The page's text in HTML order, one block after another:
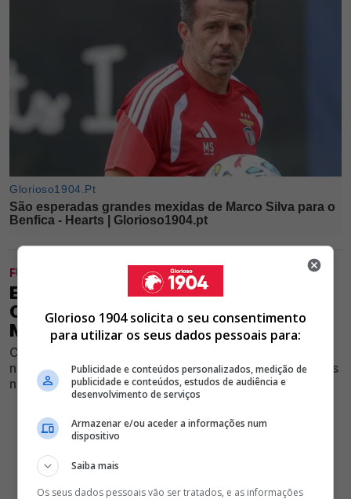
FUTEBOL
EXCLUSIVO GLORIOSO 1904 - RUI
COSTA INDICA PORTA DA SAÍDA A
MÉDIO CRIATIVO DO BENFICA
Centro-campista do Clube encarnado não tem espaço
na equipa principal e vai abandonar a equipa das águias
neste mercado de verão
Glorioso 1904 solicita o seu consentimento
para utilizar os seus dados pessoais para:
Publicidade e conteúdos personalizados, medição de
publicidade e conteúdos, estudos de audiência e
desenvolvimento de serviços
Armazenar e/ou aceder a informações num
dispositivo
Saiba mais
Os seus dados pessoais vão ser tratados, e as informações